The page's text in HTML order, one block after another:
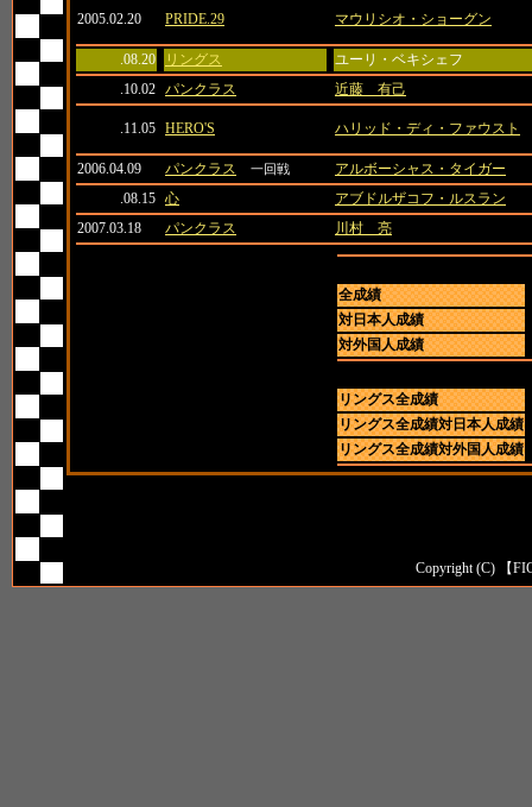
2005.02.20 PRIDE.29 マウリシオ・ショーグン
.08.20 リングス
ユーリ・ベキシェフ
.10.02 パンクラス 近藤 有己
.11.05 HERO'S ハリッド・ディ・ファウスト
2006.04.09 パンクラス 一回戦
アルボーシャス・タイガー
.08.15 心
アブドルザコフ・ルスラン
2007.03.18
パンクラス 川村 亮
全成績
対日本人成績
対外国人成績
リングス全成績
リングス全成績対日本人成績
リングス全成績対外国人成績
Copyright (C) 【